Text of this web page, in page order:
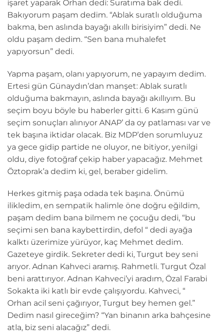
işaret yaparak Orhan dedi: Suratıma bak dedi.
Bakıyorum paşam dedim. “Ablak suratlı olduğuma
bakma, ben aslında bayağı akıllı birisiyim” dedi. Ne
oldu paşam dedim. “Sen bana muhalefet
yapıyorsun” dedi.
Yapma paşam, olanı yapıyorum, ne yapayım dedim.
Ertesi gün Günaydın’dan manşet: Ablak suratlı
olduğuma bakmayın, aslında bayağı akıllıyım. Bu
seçim boyu böyle bu haberler gitti. 6 Kasım günü
seçim sonuçları alınıyor ANAP’ da oy patlaması var ve
tek başına iktidar olacak. Biz MDP’den sorumluyuz
ya gece gidip partide ne oluyor, ne bitiyor, yenilgi
oldu, diye fotoğraf çekip haber yapacağız. Mehmet
Öztoprak’a dedim ki, gel, beraber gidelim.
Herkes gitmiş paşa odada tek başına. Önümü
ilikledim, en sempatik halimle öne doğru eğildim,
paşam dedim bana bilmem ne çocuğu dedi, “bu
seçimi sen bana kaybettirdin, defol “ dedi ayağa
kalktı üzerimize yürüyor, kaç Mehmet dedim.
Gazeteye girdik. Sekreter dedi ki, Turgut bey seni
arıyor. Adnan Kahveci aramış. Rahmetli. Turgut Özal
beni arattırıyor. Adnan Kahveci’yi aradım, Özal Farabi
Sokakta iki katlı bir evde çalışıyordu. Kahveci, “
Orhan acil seni çağırıyor, Turgut bey hemen gel.”
Dedim nasıl gireceğim? “Yan binanın arka bahçesine
atla, biz seni alacağız” dedi.